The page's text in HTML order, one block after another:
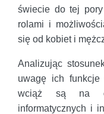
świecie do tej
rolami i
się od kobiet i
Analizując
uwagę ich funkcje
wciąż są na
informatycznych i